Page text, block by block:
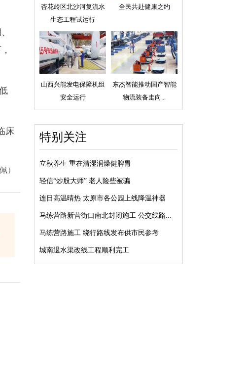
床
）
杏花岭区北沙河复流水
生态工程试运行
全民共赴健康之约
山西兴能发电保障机组
安全运行
东杰智能推动国产智能
物流装备走向...
特别关注
立秋养生 重在清湿润燥健脾胃
轻信“炒股大师” 老人险些被骗
连日高温晴热 太原市各公园上线降温神器
马练营路新营街口南北封闭施工 公交线路...
马练营路施工 绕行路线发布供市民参考
城南退水渠改线工程顺利完工